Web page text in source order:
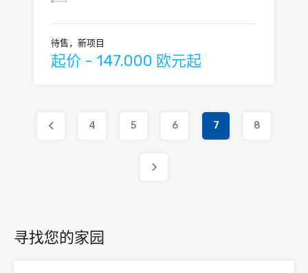
待售，新项目
起价 - 147.000 欧元起
4 5 6 7 8
寻找您的家园